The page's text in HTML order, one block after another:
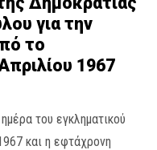
για την
το
1967
του εγκληματικού
και η εφτάχρονη